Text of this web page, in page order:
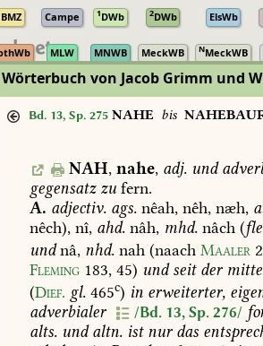
BMZ Campe 1DWb 2DWb ElsWb
MLW MNWB MeckWB NMeckWB
von Jacob Grimm und
Bd. 13, Sp. 275 NAHE bis
NAH, nahe, adj.und
gegensatzzu fern.
A. adjectiv. ags. nêah, nêh, næh,
nêch), nî, ahd. nâh, mhd. nâch (
undnâ, nhd. nah (naach Maaler
Fleming 183, 45) undseitdermitte
(Dief. gl. 465c) in erweiterter,
adverbialer
/Bd. 13, Sp. 276/
alts. undaltn. istnurdas